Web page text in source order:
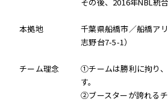
本拠地
千葉県船橋市／船橋ア
志野台7-5-1）
チーム理念
①チームは勝利に拘り
す。
②ブースターが誇れるチ